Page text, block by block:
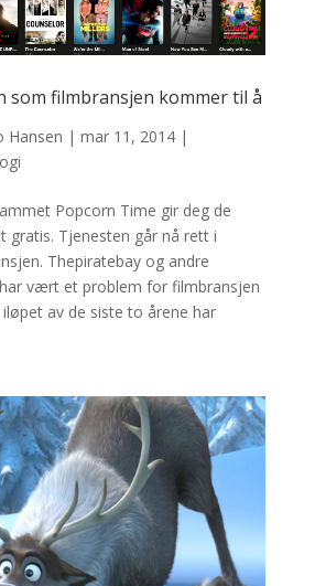
som filmbransjen kommer til å
Hansen | mar 11, 2014|
Popcorn Time gir deg de
gratis. Tjenesten går nå rett i
Thepiratebay og andre
vært et problem for filmbransjen
av de siste to årene har